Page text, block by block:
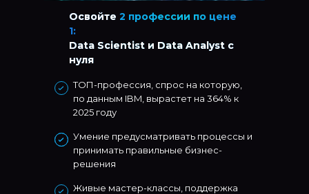
Освойте 2 профессии по цене
1:
Data Scientist и Data Analyst с
нуля
Живые мастер-классы, поддержка
ТОП-профессия, спрос на которую,
по данным IBM, вырастет на 364% к
2025 году
Умение предусматривать процессы и
принимать правильные бизнес-
решения